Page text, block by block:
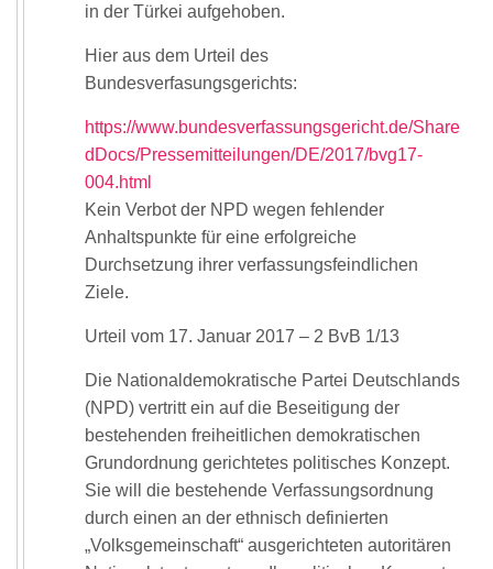
in der Türkei aufgehoben.
Hier aus dem Urteil des
Bundesverfasungsgerichts:
https://www.bundesverfassungsgericht.de/Share
dDocs/Pressemitteilungen/DE/2017/bvg17-
004.html
Kein Verbot der NPD wegen fehlender
Anhaltspunkte für eine erfolgreiche
Durchsetzung ihrer verfassungsfeindlichen
Ziele.
Urteil vom 17. Januar 2017 – 2 BvB 1/13
Die Nationaldemokratische Partei Deutschlands
(NPD) vertritt ein auf die Beseitigung der
bestehenden freiheitlichen demokratischen
Grundordnung gerichtetes politisches Konzept.
Sie will die bestehende Verfassungsordnung
durch einen an der ethnisch definierten
„Volksgemeinschaft“ ausgerichteten autoritären